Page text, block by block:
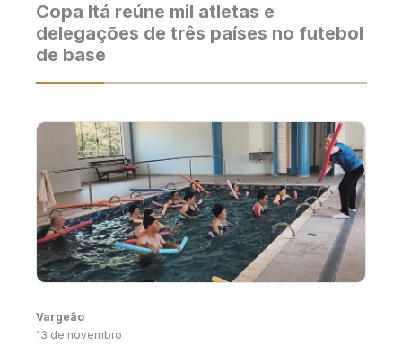
Copa Itá reúne mil atletas e
delegações de três países no futebol
de base
Vargeão
13 de novembro